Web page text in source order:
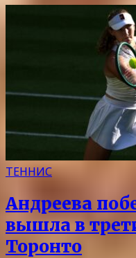
ТЕННИС
Андреева
вышла в
Торонто